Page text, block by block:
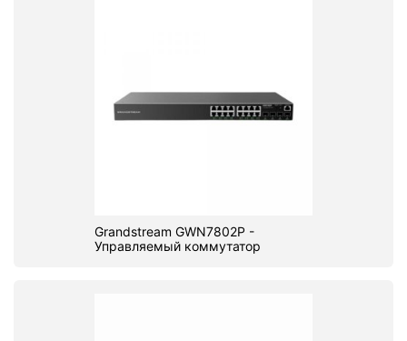
Grandstream GWN7802P -
Управляемый коммутатор